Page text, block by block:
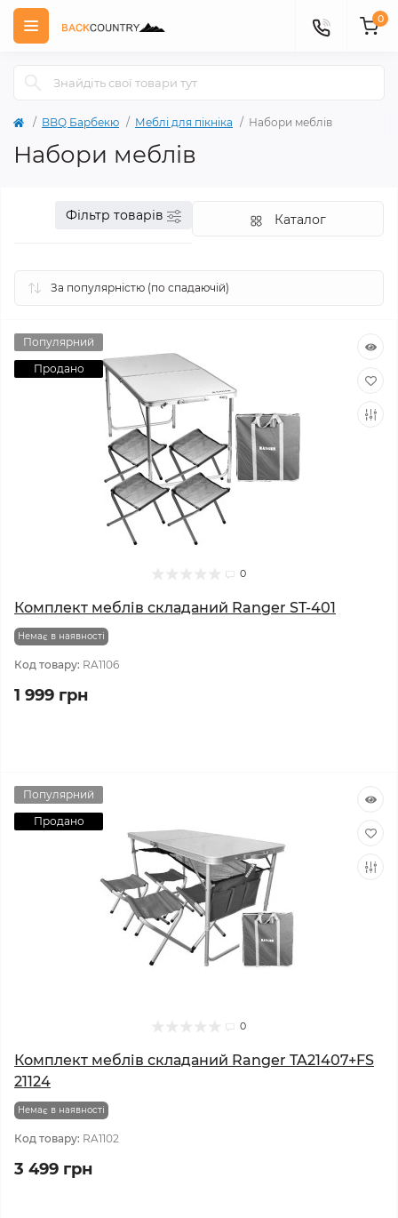
0
BBQ Барбекю Меблі для пікніка Набори меблів
Набори меблів
Фільтр товарів Каталог
Популярний
Продано
0
Комплект меблів складаний Ranger ST-401
Немає в наявності
Код товару: RA1106
1 999 грн
Популярний
Продано
0
Комплект меблів складаний Ranger TA21407+FS
21124
Немає в наявності
Код товару: RA1102
3 499 грн